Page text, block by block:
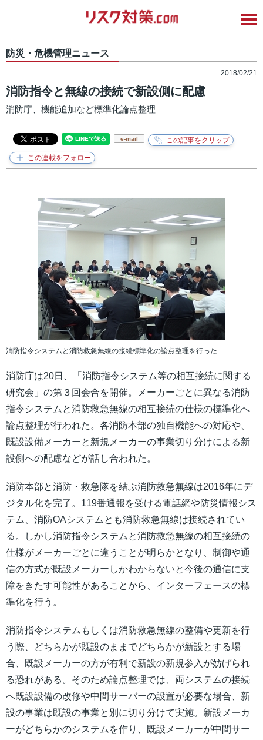
防災・危機管理ニュース
2018/02/21
消防指令と無線の接続で新設側に配慮
消防庁、機能追加など標準化論点整理
e-mail
消防指令システムと消防救急無線の接続標準化の論点整理を行った
消防庁は20日、「消防指令システム等の相互接続に関する
研究会」の第３回会合を開催。メーカーごとに異なる消防
指令システムと消防救急無線の相互接続の仕様の標準化へ
論点整理が行われた。各消防本部の独自機能への対応や、
既設設備メーカーと新規メーカーの事業切り分けによる新
設側への配慮などが話し合われた。
消防本部と消防・救急隊を結ぶ消防救急無線は2016年にデ
ジタル化を完了。119番通報を受ける電話網や防災情報シス
テム、消防OAシステムとも消防救急無線は接続されてい
る。しかし消防指令システムと消防救急無線の相互接続の
仕様がメーカーごとに違うことが明らかとなり、制御や通
信の方式が既設メーカーしかわからないと今後の通信に支
障をきたす可能性があることから、インターフェースの標
準化を行う。
消防指令システムもしくは消防救急無線の整備や更新を行
う際、どちらかが既設のままでどちらかが新設とする場
合、既設メーカーの方が有利で新設の新規参入が妨げられ
る恐れがある。そのため論点整理では、両システムの接続
へ既設設備の改修や中間サーバーの設置が必要な場合、新
設の事業は既設の事業と別に切り分けて実施。新設メーカ
ーがどちらかのシステムを作り、既設メーカーが中間サー